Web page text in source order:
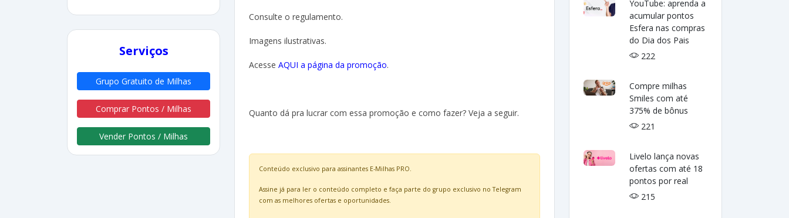
Serviços
Grupo Gratuito de Milhas
Comprar Pontos / Milhas
Vender Pontos / Milhas
Consulte o regulamento.
Imagens ilustrativas.
Acesse AQUI a página da promoção.
Quanto dá pra lucrar com essa promoção e como fazer? Veja a seguir.
Conteúdo exclusivo para assinantes E-Milhas PRO.
Assine já para ler o conteúdo completo e faça parte do grupo exclusivo no Telegram
com as melhores ofertas e oportunidades.
YouTube: aprenda a
acumular pontos
Esfera nas compras
do Dia dos Pais
222
Compre milhas
Smiles com até
375% de bônus
221
Livelo lança novas
ofertas com até 18
pontos por real
215